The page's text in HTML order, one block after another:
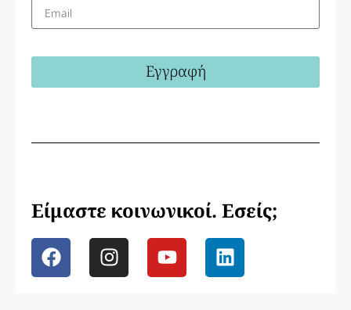
Εγγραφή
Είμαστε κοινωνικοί. Εσείς;